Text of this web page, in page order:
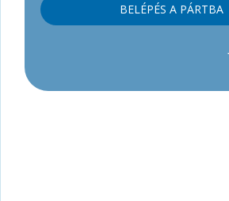
BELÉPÉS A PÁRTBA